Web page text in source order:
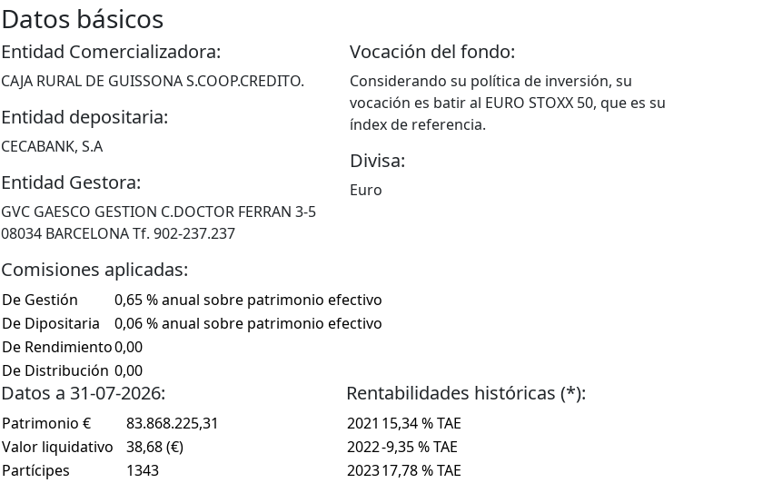
Datos básicos
Entidad Comercializadora:
CAJA RURAL DE GUISSONA S.COOP.CREDITO.
Entidad depositaria:
CECABANK, S.A
Entidad Gestora:
GVC GAESCO GESTION C.DOCTOR FERRAN 3-5
08034 BARCELONA Tf. 902-237.237
Vocación del fondo:
Considerando su política de inversión, su
vocación es batir al EURO STOXX 50, que es su
índex de referencia.
Divisa:
Euro
Comisiones aplicadas:
De Gestión
0,65 % anual sobre patrimonio efectivo
De Dipositaria
0,06 % anual sobre patrimonio efectivo
De Rendimiento0,00
De Distribución 0,00
Datos a 31-07-2026:
Patrimonio €
83.868.225,31
Valor liquidativo
38,68 (€)
Partícipes
1343
Rentabilidades históricas (*):
2021 15,34 % TAE
2022-9,35 % TAE
202317,78 % TAE